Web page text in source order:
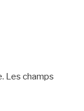
Les champs